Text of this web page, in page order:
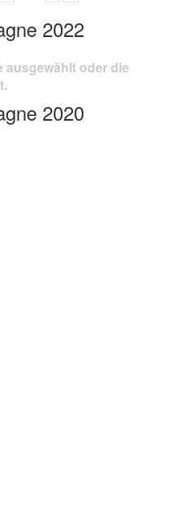
2022
ausgewählt oder die
2020